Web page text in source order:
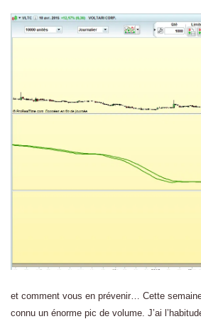
et comment vous en prévenir… Cette
connu un énorme pic de volume. J’ai